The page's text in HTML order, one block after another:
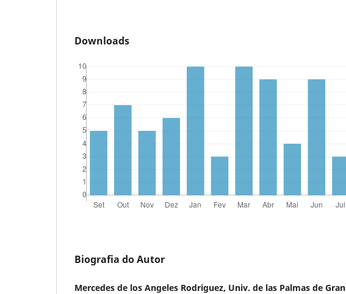
Downloads
Biografia do Autor
Mercedes de los Angeles Rodriguez, Univ. de las Palmas de Gran